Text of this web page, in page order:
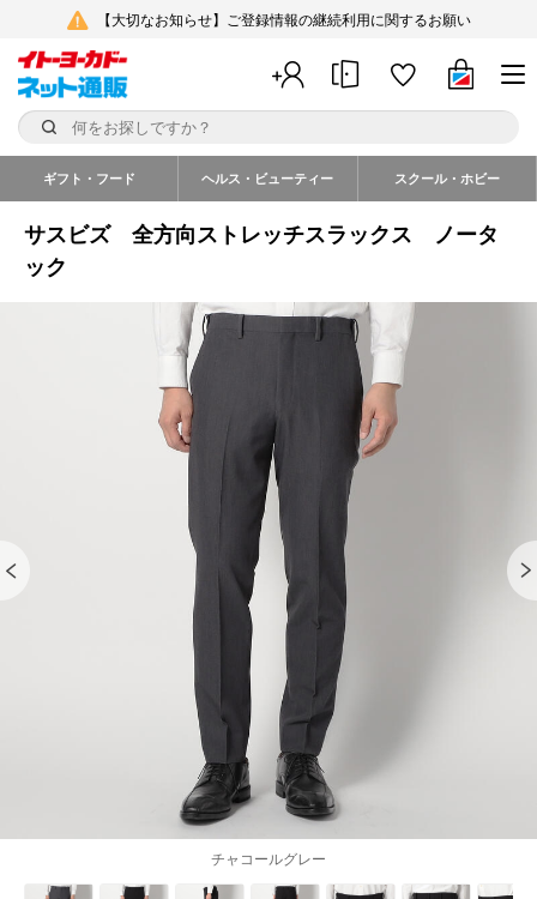
【大切なお知らせ】ご登録情報の継続利用に関するお願い
ギフト・フード ヘルス・ビューティー スクール・ホビー
サスビズ 全方向ストレッチスラックス ノータ
ック
チャコールグレー